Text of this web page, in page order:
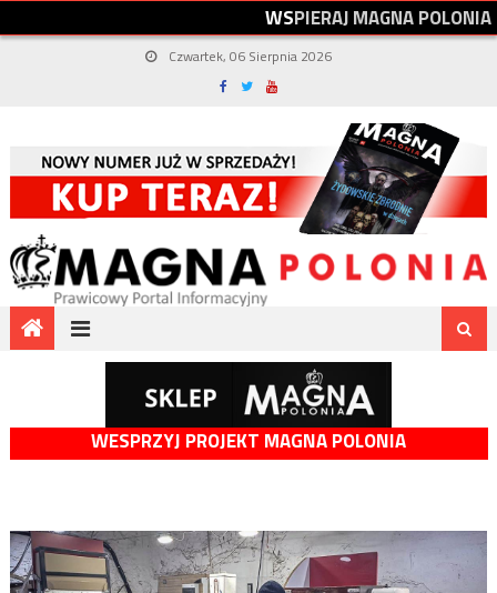
WSPIERAJMAGNAPOLONIA
Czwartek, 06 Sierpnia 2026
WESPRZYJ PROJEKT MAGNA POLONIA